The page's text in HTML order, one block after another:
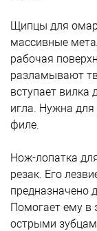
Щипцы для
массивные
рабочая
разламывают
вступает вилка
игла. Нужна для
филе.
Нож-лопатка
резак. Его
предназначено
Помогает ему в
острыми